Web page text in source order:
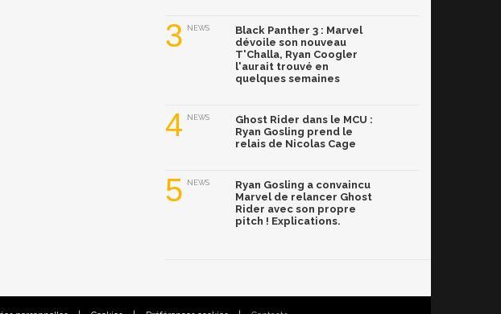
3 NEWS
Black Panther 3 : Marvel
dévoile son nouveau
T'Challa, Ryan Coogler
l'aurait trouvé en
quelques semaines
4 NEWS
Ghost Rider dans le MCU :
Ryan Gosling prend le
relais de Nicolas Cage
5 NEWS
Ryan Gosling a convaincu
Marvel de relancer Ghost
Rider avec son propre
pitch ! Explications.